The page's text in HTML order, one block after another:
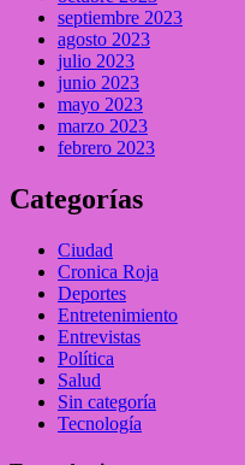
septiembre 2023
agosto 2023
julio 2023
junio 2023
mayo 2023
marzo 2023
febrero 2023
Categorías
Ciudad
Cronica Roja
Deportes
Entretenimiento
Entrevistas
Política
Salud
Sin categoría
Tecnología